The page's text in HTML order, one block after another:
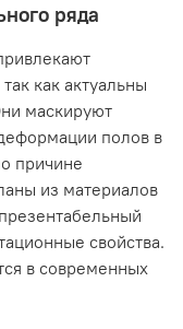
ряда
как актуальны
маскируют
полов в
причине
из материалов
свойства.
в современных